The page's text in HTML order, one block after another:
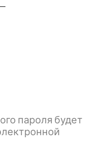
пароля будет